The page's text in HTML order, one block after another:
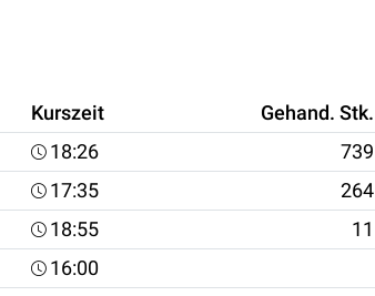
Kurszeit Gehand. Stk.
18:26 739
17:35 264
18:55 11
16:00